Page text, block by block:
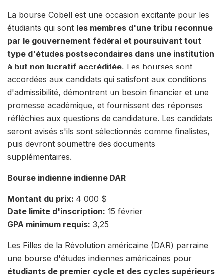
La bourse Cobell est une occasion excitante pour les
étudiants qui sont les membres d'une tribu reconnue
par le gouvernement fédéral et poursuivant tout
type d'études postsecondaires dans une institution
à but non lucratif accréditée. Les bourses sont
accordées aux candidats qui satisfont aux conditions
d'admissibilité, démontrent un besoin financier et une
promesse académique, et fournissent des réponses
réfléchies aux questions de candidature. Les candidats
seront avisés s'ils sont sélectionnés comme finalistes,
puis devront soumettre des documents
supplémentaires.
Bourse indienne indienne DAR
Montant du prix: 4 000 $
Date limite d'inscription: 15 février
GPA minimum requis: 3,25
Les Filles de la Révolution américaine (DAR) parraine
une bourse d'études indiennes américaines pour
étudiants de premier cycle et des cycles supérieurs